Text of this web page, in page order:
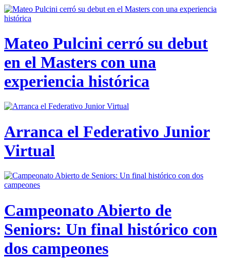
Mateo Pulcini cerró su debut
en el Masters con una
experiencia histórica
Arranca el Federativo Junior
Virtual
Campeonato Abierto de
Seniors: Un final histórico con
dos campeones